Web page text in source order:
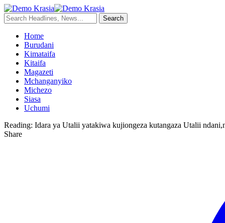
Home
Burudani
Kimataifa
Kitaifa
Magazeti
Mchanganyiko
Michezo
Siasa
Uchumi
Reading: Idara ya Utalii yatakiwa kujiongeza kutangaza Utalii
Share